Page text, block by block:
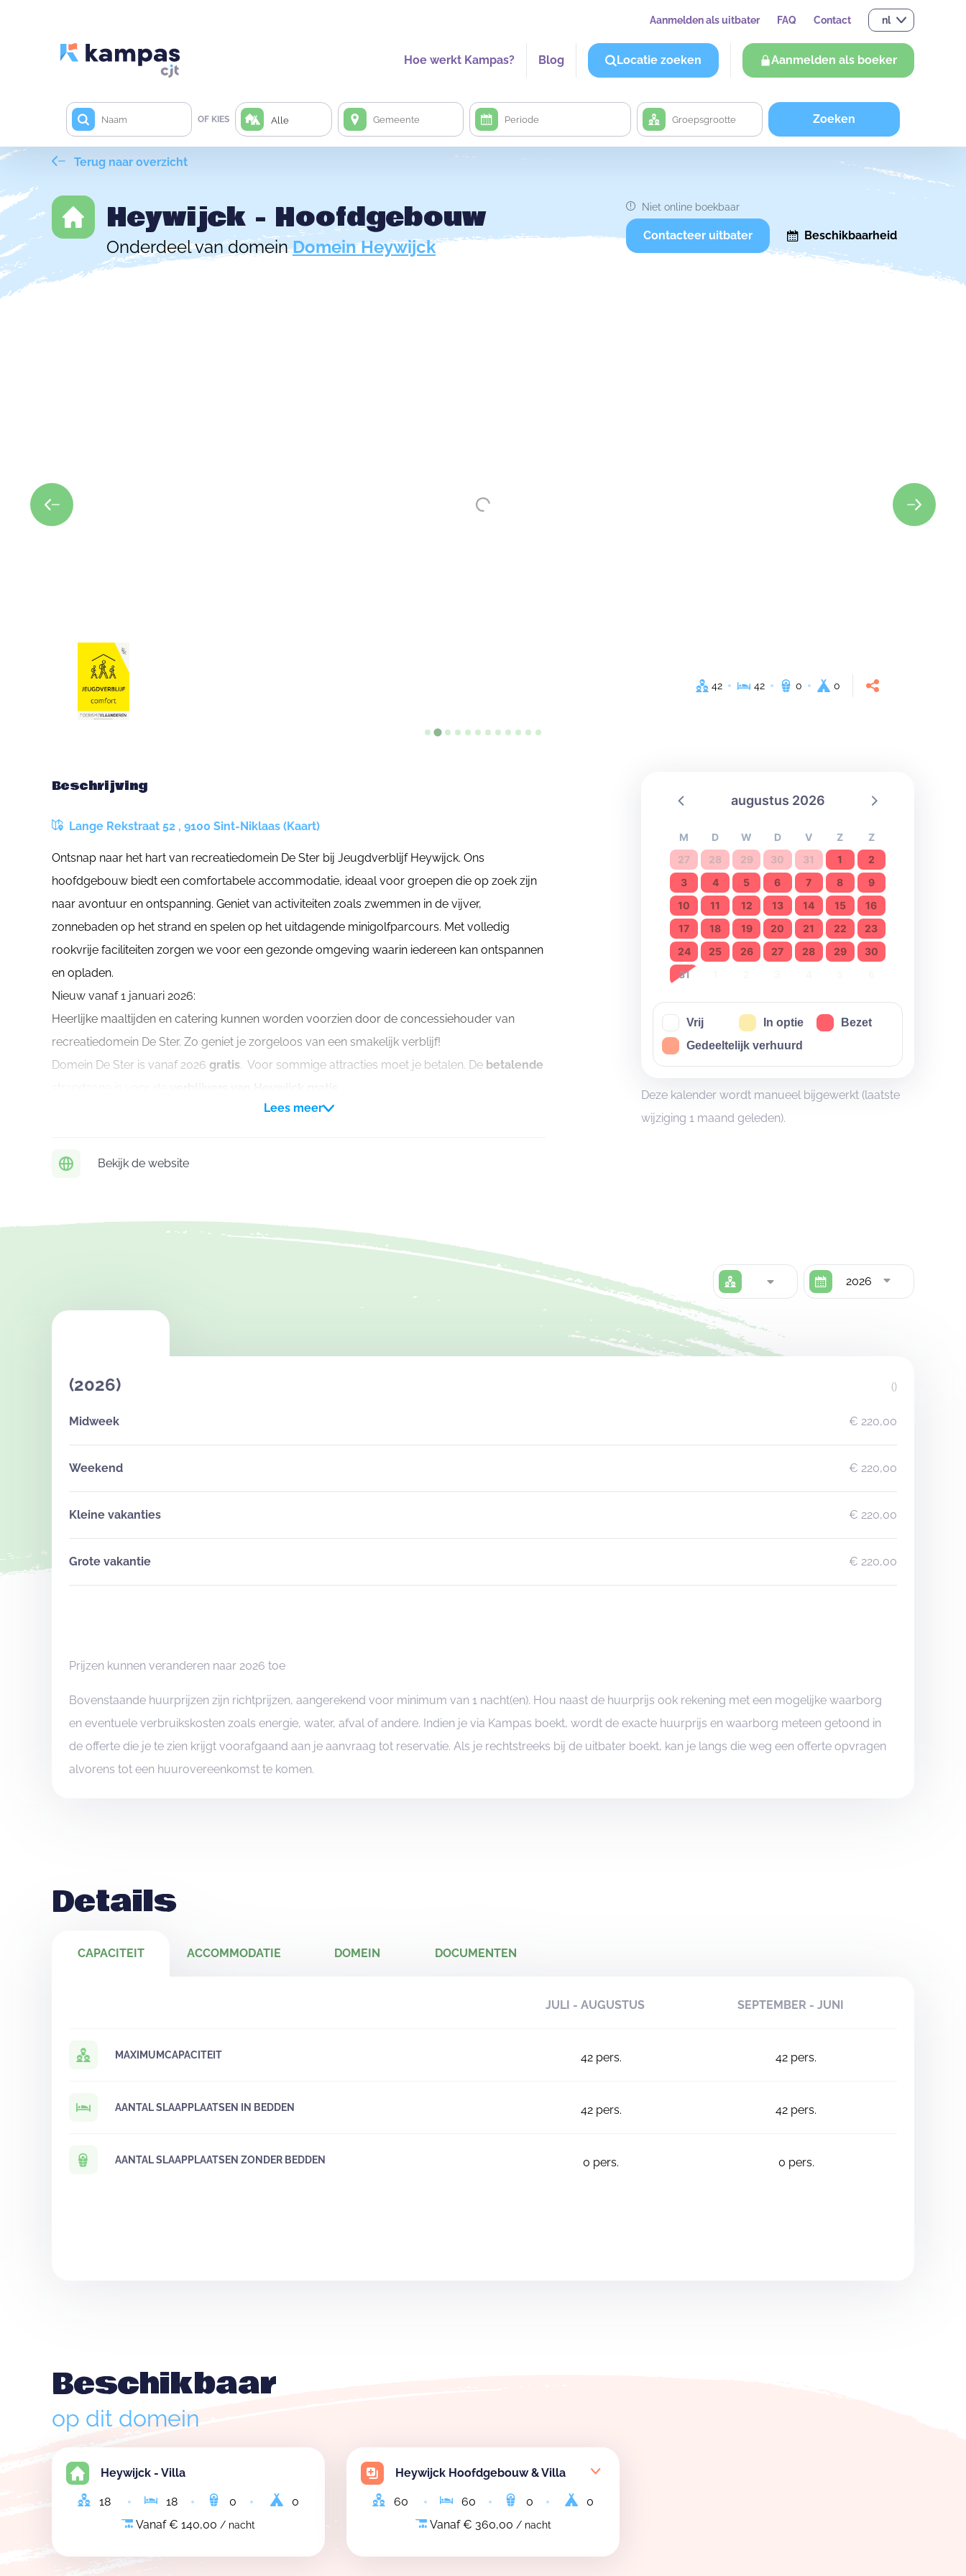
Aanmelden als uitbater FAQ Contact nl
Hoe werkt Kampas? Blog Locatie zoeken Aanmelden als boeker
OF KIES Alle Zoeken
Terug naar overzicht
Heywijck - Hoofdgebouw
Onderdeel van domeinDomein Heywijck
Niet online boekbaar
Contacteer uitbater Beschikbaarheid
42 42 0 0
Beschrijving
Lange Rekstraat 52 , 9100 Sint-Niklaas (Kaart)
Ontsnap naar het hart van recreatiedomein De Ster bij Jeugdverblijf Heywijck. Ons
hoofdgebouw biedt een comfortabele accommodatie, ideaal voor groepen die op zoek zijn
naar avontuur en ontspanning. Geniet van activiteiten zoals zwemmen in de vijver,
zonnebaden op het strand en spelen op het uitdagende minigolfparcours. Met volledig
rookvrije faciliteiten zorgen we voor een gezonde omgeving waarin iedereen kan ontspannen
en opladen.
Nieuw vanaf 1 januari 2026:
Heerlijke maaltijden en catering kunnen worden voorzien door de concessiehouder van
recreatiedomein De Ster. Zo geniet je zorgeloos van een smakelijk verblijf!
Domein De Ster is vanaf 2026 gratis. Voor sommige attracties moet je betalen. De betalende
Lees meer
Bekijk de website
augustus 2026
M D W D V Z
Z
27
28 29 30 31 1
2
3
4 5 6 7 8
9
10
11 12 13 14 15
16
17
18 19 20 21 22
23
24
25 26 27 28 29
30
31
Vrij In optie
Bezet
Gedeeltelijk verhuurd
Deze kalender wordt manueel bijgewerkt (laatste
wijziging 1 maand geleden).
2026
(2026) ()
Midweek € 220,00
Weekend € 220,00
Kleine vakanties € 220,00
Grote vakantie € 220,00
Prijzen kunnen veranderen naar 2026 toe
Bovenstaande huurprijzen zijn richtprijzen, aangerekend voor minimum van 1 nacht(en). Hou naast de huurprijs ook rekening met een mogelijke waarborg
en eventuele verbruikskosten zoals energie, water, afval of andere. Indien je via Kampas boekt, wordt de exacte huurprijs en waarborg meteen getoond in
de offerte die je te zien krijgt voorafgaand aan je aanvraag tot reservatie. Als je rechtstreeks bij de uitbater boekt, kan je langs die weg een offerte opvragen
alvorens tot een huurovereenkomst te komen.
Details
CAPACITEIT ACCOMMODATIE DOMEIN DOCUMENTEN
JULI - AUGUSTUS SEPTEMBER - JUNI
MAXIMUMCAPACITEIT 42pers. 42 pers.
AANTAL SLAAPPLAATSEN IN BEDDEN 42pers. 42 pers.
AANTAL SLAAPPLAATSEN ZONDER BEDDEN 0 pers. 0 pers.
Beschikbaar
op dit domein
Heywijck - Villa
18 18 0
0
Vanaf € 140,00 / nacht
Heywijck Hoofdgebouw & Villa
60 60 0
0
Vanaf € 360,00 / nacht